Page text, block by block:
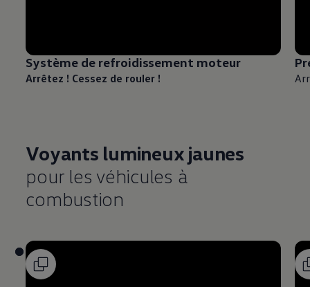
Système de refroidissement moteur
Arrêtez ! Cessez de rouler !
Voyants lumineux jaunes
pour les véhicules à
combustion